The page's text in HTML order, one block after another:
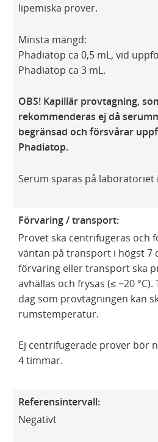
lipemiska prover.
Minsta mängd:
Phadiatop ca 0,5 mL, vid
Phadiatop ca 3 mL.
OBS! Kapillär provtagning,
rekommenderas ej då
begränsad och försvårar
Phadiatop.
Serum sparas på laboratoriet
Förvaring / transport:
Provet ska centrifugeras och
väntan på transport i högst 7
förvaring eller transport ska
avhällas och frysas (≤ −20
dag som provtagningen kan
rumstemperatur.​
Ej centrifugerade prover bör
4 timmar.
Referensintervall:
Negativt